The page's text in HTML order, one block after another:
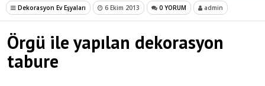
Dekorasyon Ev Eşyaları 6 Ekim 2013 0 YORUM admin
Örgü ile yapılan dekorasyon
tabure